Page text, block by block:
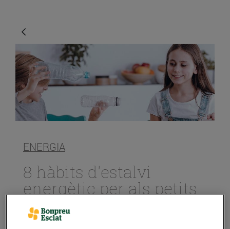
ENERGIA
8 hàbits d'estalvi
energètic per als petits
de la casa
23/d’abril/2021